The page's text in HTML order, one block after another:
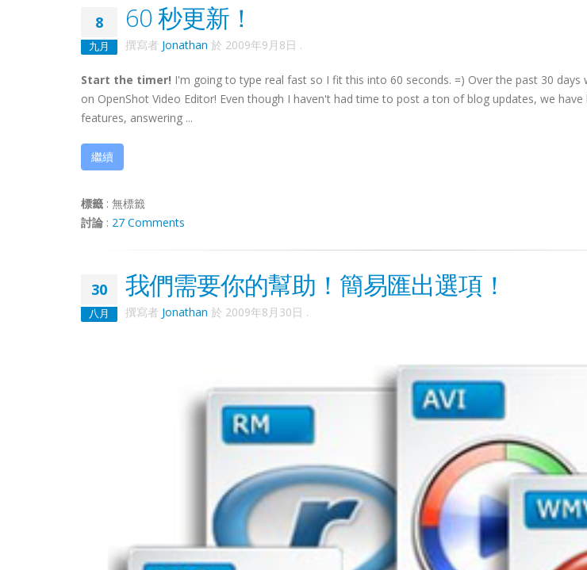
8
九月
60 秒更新！
撰寫者 Jonathan 於 2009年9月8日 .
Start the timer! I'm going to type real fast so I fit this into 60 seconds. =) Over the past 30
on OpenShot Video Editor! Even though I haven't had time to post a ton of blog updates, we have
features, answering ...
繼續
標籤 : 無標籤
討論 : 27 Comments
30
八月
我們需要你的幫助！簡易匯出選項！
撰寫者 Jonathan 於 2009年8月30日 .